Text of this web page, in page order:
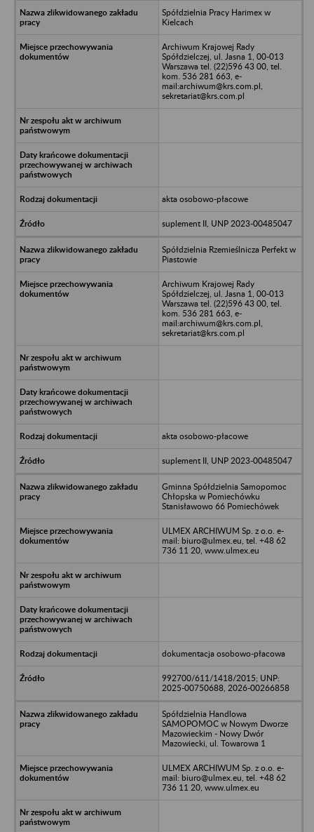
Spółdzielnia Pracy Harimex w
Kielcach
Archiwum Krajowej Rady
Spółdzielczej, ul. Jasna 1, 00-013
Warszawa tel. (22)596 43 00, tel.
kom. 536 281 663, e-
mail:archiwum@krs.com.pl,
sekretariat@krs.com.pl
akta osobowo-płacowe
suplement II, UNP 2023-00485047
Spółdzielnia Rzemieślnicza Perfekt w
Piastowie
Archiwum Krajowej Rady
Spółdzielczej, ul. Jasna 1, 00-013
Warszawa tel. (22)596 43 00, tel.
kom. 536 281 663, e-
mail:archiwum@krs.com.pl,
sekretariat@krs.com.pl
akta osobowo-płacowe
suplement II, UNP 2023-00485047
Gminna Spółdzielnia Samopomoc
Chłopska w Pomiechówku
Stanisławowo 66 Pomiechówek
ULMEX ARCHIWUM Sp. z o.o. e-
mail: biuro@ulmex.eu, tel. +48 62
736 11 20, www.ulmex.eu
dokumentacja osobowo-płacowa
992700/611/1418/2015; UNP:
2025-00750688, 2026-00266858
Spółdzielnia Handlowa
SAMOPOMOC w Nowym Dworze
Mazowieckim - Nowy Dwór
Mazowiecki, ul. Towarowa 1
ULMEX ARCHIWUM Sp. z o.o. e-
mail: biuro@ulmex.eu, tel. +48 62
736 11 20, www.ulmex.eu